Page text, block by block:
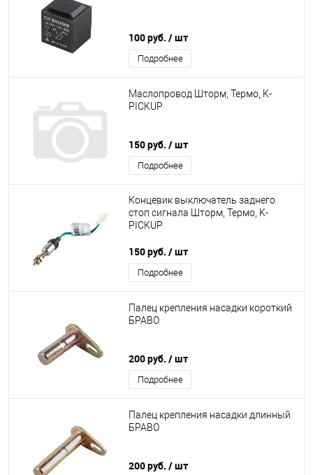
100 руб. / шт
Подробнее
Маслопровод Шторм, Термо, K-
PICKUP
150 руб. / шт
Подробнее
Концевик выключатель заднего
стоп сигнала Шторм, Термо, K-
PICKUP
150 руб. / шт
Подробнее
Палец крепления насадки короткий
БРАВО
200 руб. / шт
Подробнее
Палец крепления насадки длинный
БРАВО
200 руб. / шт